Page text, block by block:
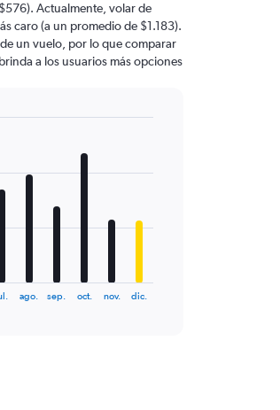
Actualmente, volar de
caro (a un promedio de $1.183).
un vuelo, por lo que comparar
a los usuarios más opciones
ago. sep. oct. nov. dic.